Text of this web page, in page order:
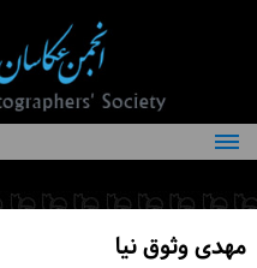
درباره انجمن
کمیته‌های انجمن
مهدی وثوق نیا